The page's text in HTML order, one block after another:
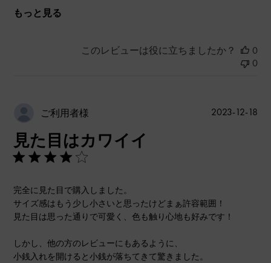
もっと見る
このレビューは役に立ちましたか？
0
0
ご利用者様
見た目はカワイイ
完全に見た目で購入しました。
サイズ感はもう少し小さいと思ったけどまぁ許容範囲！
見た目は思った通りで可愛く、色も触り心地も好みです！
しかし、他の方のレビューにもあるように、
小銭入れを開けると小銭が落ちてきて驚きました。
公
2023-12-18